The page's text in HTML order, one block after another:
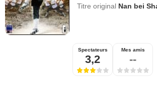
Titre original Nan bei
Spectateurs
3,2
Mes amis
--